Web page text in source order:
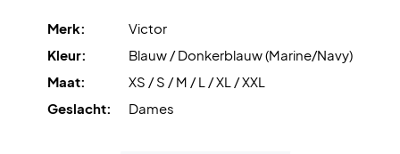
Merk:
Victor
Kleur:
Blauw / Donkerblauw (Marine/Navy)
Maat:
XS / S / M / L / XL / XXL
Geslacht:
Dames